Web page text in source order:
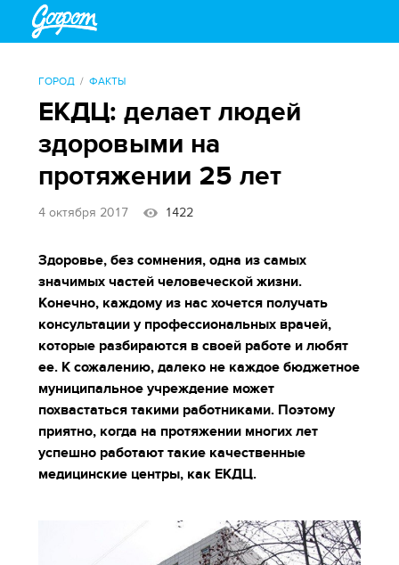
ГОРОД ФАКТЫ
ЕКДЦ: делает людей
здоровыми на
протяжении 25 лет
4 октября 2017 1422
Здоровье, без сомнения, одна из самых
значимых частей человеческой жизни.
Конечно, каждому из нас хочется получать
консультации у профессиональных врачей,
которые разбираются в своей работе и любят
ее. К сожалению, далеко не каждое бюджетное
муниципальное учреждение может
похвастаться такими работниками. Поэтому
приятно, когда на протяжении многих лет
успешно работают такие качественные
медицинские центры, как ЕКДЦ.